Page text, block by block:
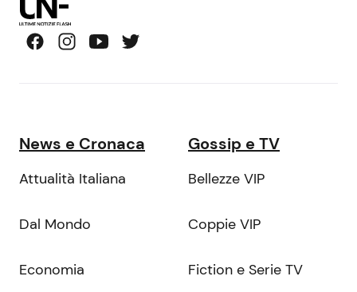
News e Cronaca
Attualità Italiana
Dal Mondo
Economia
Gossip e TV
Bellezze VIP
Coppie VIP
Fiction e Serie TV